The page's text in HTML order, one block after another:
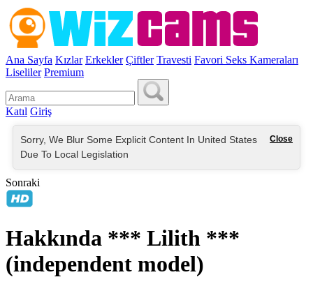
Ana Sayfa Kızlar Erkekler Çiftler Travesti Favori Seks Kameraları
Liseliler Premium
Katıl Giriş
Close
Sorry, We Blur Some Explicit Content In United States
Due To Local Legislation
Sonraki
Hakkında *** Lilith ***
(independent model)